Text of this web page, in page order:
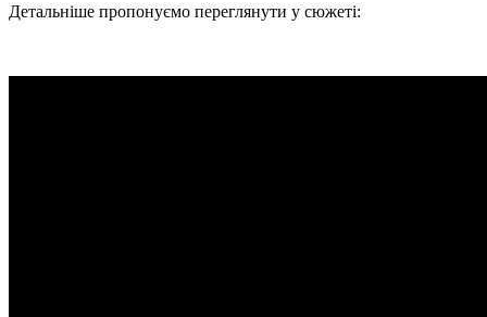
Детальніше пропонуємо переглянути у сюжеті: